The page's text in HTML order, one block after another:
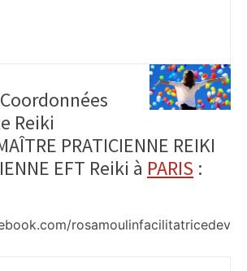
Reiki
PRATICIENNE REIKI
EFT Reiki à PARIS :
rosamoulinfacilitatricedev